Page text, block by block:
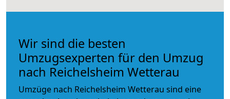
Wir sind die besten
Umzugsexperten für den Umzug
nach Reichelsheim Wetterau
Umzüge nach Reichelsheim Wetterau sind eine